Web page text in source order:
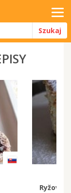
Szukaj
Ryžový